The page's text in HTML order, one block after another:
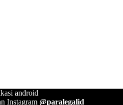
android
Instagram @paralegalid